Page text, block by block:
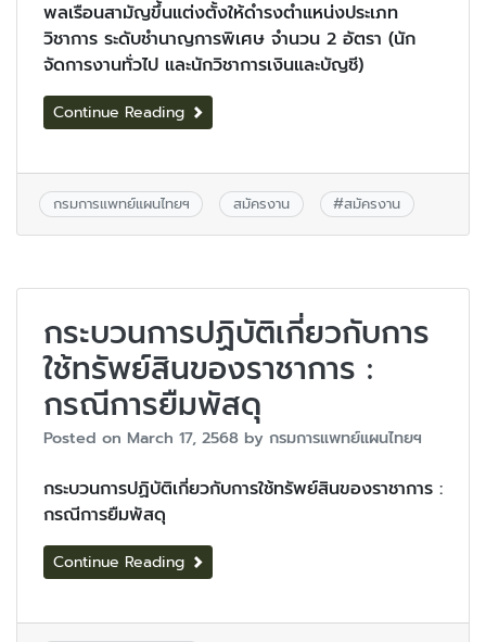
พลเรือนสามัญขึ้นแต่งตั้งให้ดำรงตำแหน่งประเภท
วิชาการ ระดับชำนาญการพิเศษ จำนวน 2 อัตรา (นัก
จัดการงานทั่วไป และนักวิชาการเงินและบัญชี)
Continue Reading
กรมการแพทย์แผนไทยฯ สมัครงาน #สมัครงาน
กระบวนการปฏิบัติเกี่ยวกับการ
ใช้ทรัพย์สินของราชาการ :
กรณีการยืมพัสดุ
Posted on March 17, 2568 by กรมการแพทย์แผนไทยฯ
กระบวนการปฏิบัติเกี่ยวกับการใช้ทรัพย์สินของราชาการ :
กรณีการยืมพัสดุ
Continue Reading